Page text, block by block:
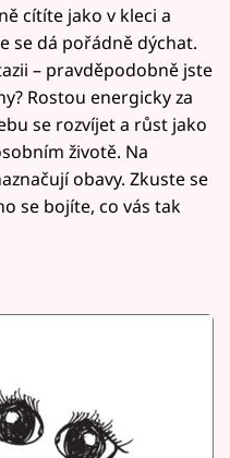
cítíte jako v kleci a
se dá pořádně dýchat.
– pravděpodobně jste
Rostou energicky za
se rozvíjet a růst jako
životě. Na
obavy. Zkuste se
se bojíte, co vás tak